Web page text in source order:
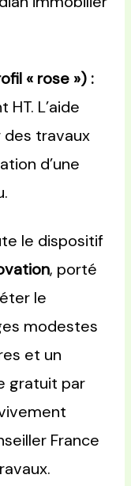
« rose ») :
HT. L’aide
travaux
d’une
le dispositif
, porté
le
modestes
et un
gratuit par
France